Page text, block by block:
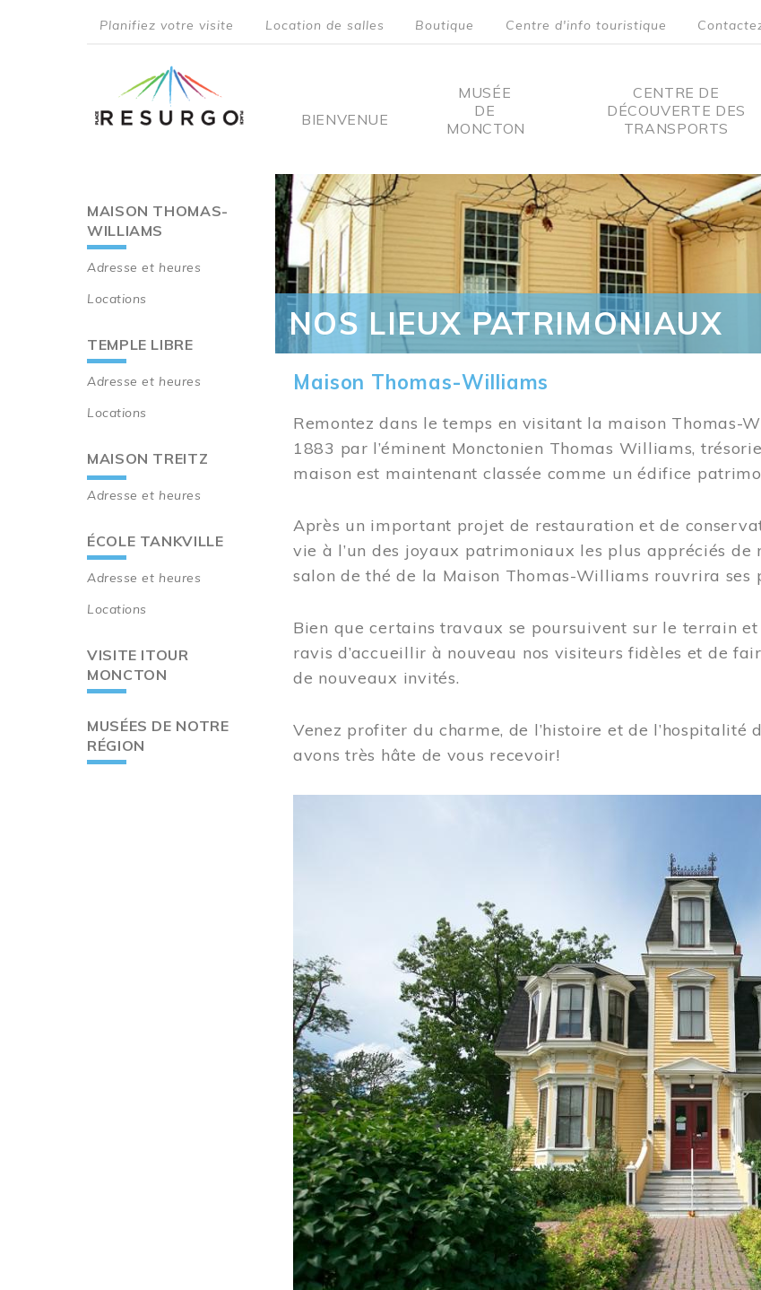
menu
Planifiez votre visite Location de salles Boutique Centre d'info touristique
Main
BIENVENUE
MUSÉE
DE
MONCTON
CENTRE DE
DÉCOUVERTE DES
TRANSPORTS
Main
navigation
MAISON THOMAS-
WILLIAMS
Adresse et heures
Locations
TEMPLE LIBRE
Adresse et heures
Locations
MAISON TREITZ
Adresse et heures
ÉCOLE TANKVILLE
Adresse et heures
Locations
VISITE ITOUR
MONCTON
MUSÉES DE NOTRE
RÉGION
NOS LIEUX PATRIMONIAUX
Maison Thomas-Williams
Remontez dans le temps en visitant la maison Thomas-
1883 par l’éminent Monctonien Thomas Williams,
maison est maintenant classée comme un édifice
Après un important projet de restauration et de
vie à l’un des joyaux patrimoniaux les plus appréciés de
salon de thé de la Maison Thomas-Williams rouvrira ses
Bien que certains travaux se poursuivent sur le terrain et
ravis d’accueillir à nouveau nos visiteurs fidèles et de
de nouveaux invités.
Venez profiter du charme, de l’histoire et de l’hospitalité
avons très hâte de vous recevoir!